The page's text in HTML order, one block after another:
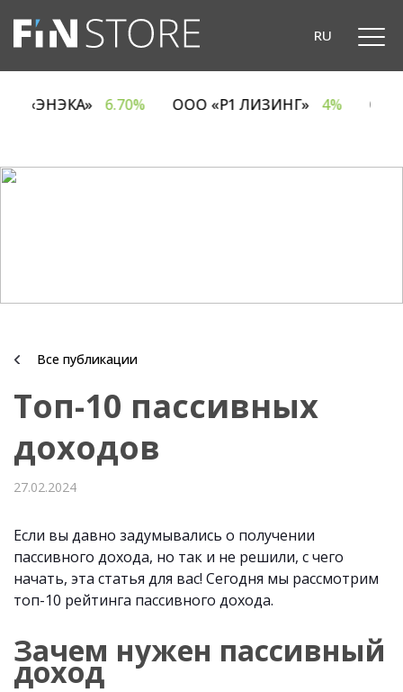
RU
ОДО «ЭНЭКА» 6.70% ООО «Р1 ЛИЗИНГ» 4%
Все публикации
Топ-10 пассивных
доходов
27.02.2024
Если вы давно задумывались о получении
пассивного дохода, но так и не решили, с чего
начать, эта статья для вас! Сегодня мы рассмотрим
топ-10 рейтинга пассивного дохода.
Зачем нужен пассивный
доход